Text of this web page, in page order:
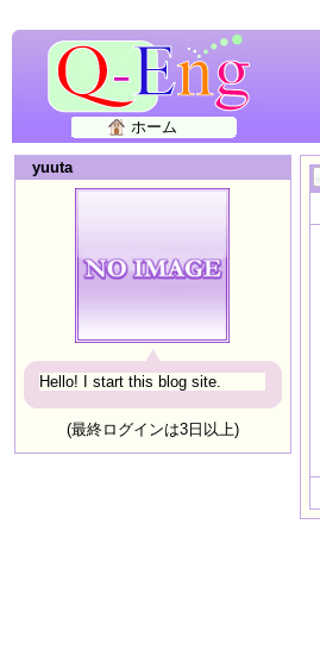
ホーム
yuuta
Hello! I start this blog site.
(最終ログインは3日以上)